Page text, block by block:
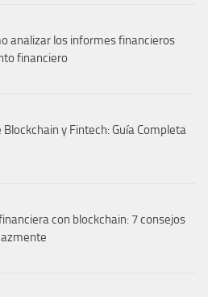
analizar los informes financieros
financiero
y Fintech: Guía Completa
con blockchain: 7 consejos